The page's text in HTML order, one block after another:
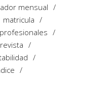
mensual
matricula
profesionales
revista